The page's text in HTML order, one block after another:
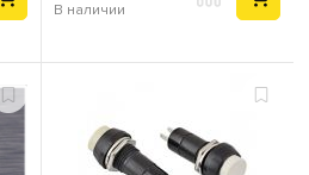
В наличии